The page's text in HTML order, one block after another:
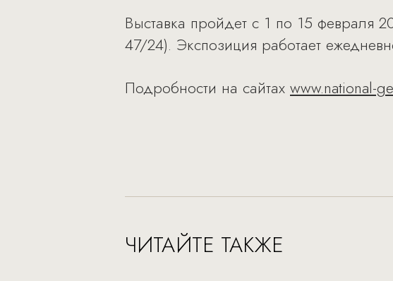
Выставка пройдет с 1 по 15 февраля
47/24). Экспозиция работает
Подробности на сайтах www.national-
ЧИТАЙТЕ ТАКЖЕ